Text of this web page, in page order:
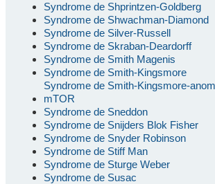
Syndrome de Shprintzen-Goldberg
Syndrome de Shwachman-Diamond
Syndrome de Silver-Russell
Syndrome de Skraban-Deardorff
Syndrome de Smith Magenis
Syndrome de Smith-Kingsmore
Syndrome de Smith-Kingsmore-
mTOR
Syndrome de Sneddon
Syndrome de Snijders Blok Fisher
Syndrome de Snyder Robinson
Syndrome de Stiff Man
Syndrome de Sturge Weber
Syndrome de Susac